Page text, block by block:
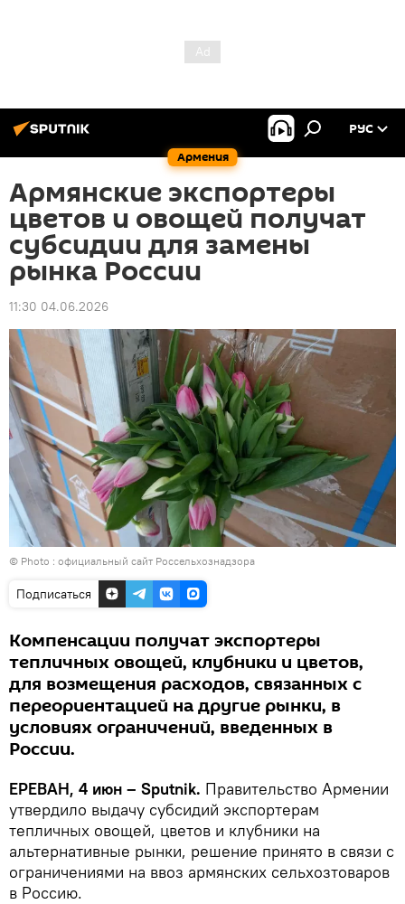
Армения
РУС
Армянские экспортеры
цветов и овощей получат
субсидии для замены
рынка России
11:30 04.06.2026
© Photo : официальный сайт Россельхознадзора
Подписаться
Компенсации получат экспортеры
тепличных овощей, клубники и цветов,
для возмещения расходов, связанных с
переориентацией на другие рынки, в
условиях ограничений, введенных в
России.
ЕРЕВАН, 4 июн – Sputnik. Правительство Армении
утвердило выдачу субсидий экспортерам
тепличных овощей, цветов и клубники на
альтернативные рынки, решение принято в связи с
ограничениями на ввоз армянских сельхозтоваров
в Россию.